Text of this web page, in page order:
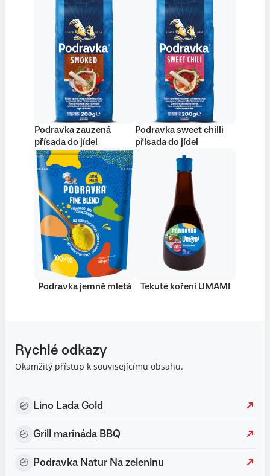
Podravka zauzená
přísada do jídel
Podravka sweet chilli
přísada do jídel
Podravka jemně mletá Tekuté koření UMAMI
Rychlé odkazy
Okamžitý přístup k souvisejícímu obsahu.
Lino Lada Gold
Grill marináda BBQ
Podravka Natur Na zeleninu